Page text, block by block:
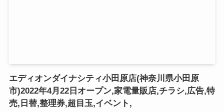
エディオンダイナシティ小田原店(神奈川県小田原
市)2022年4月22日オープン,家電量販店,チラシ,広告,特
売,日替,整理券,超目玉,イベント,